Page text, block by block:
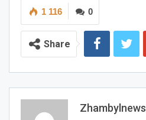
0
1 116
Share
Zhambylnews